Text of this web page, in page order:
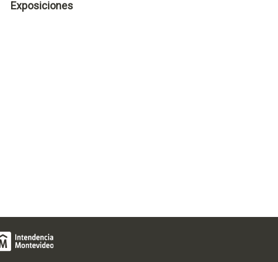
Exposiciones